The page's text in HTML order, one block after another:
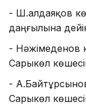
- Ш.Қалдаяқов
даңғылына
- Нәжімеденов
Сарыкөл
-
Сарыкөл